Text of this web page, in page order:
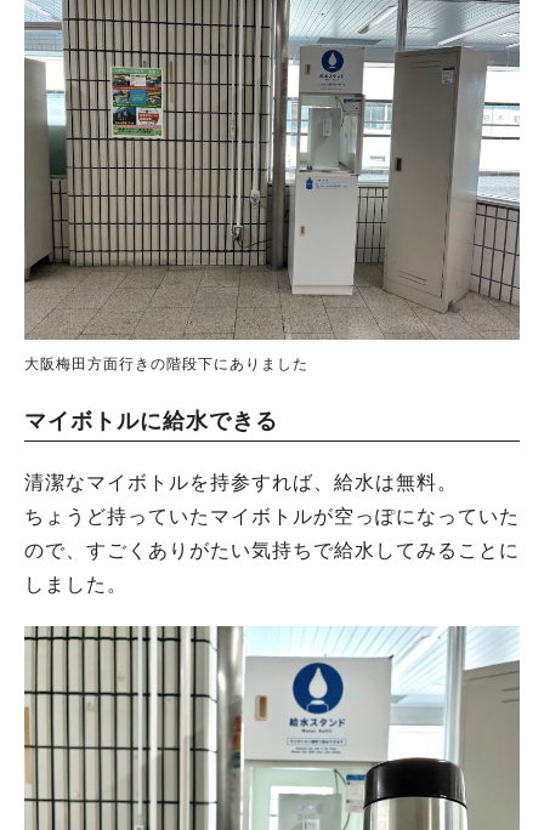
大阪梅田方面行きの階段下にありました
マイボトルに給水できる
清潔なマイボトルを持参すれば、給水は無料。
ちょうど持っていたマイボトルが空っぽになっていた
ので、すごくありがたい気持ちで給水してみることに
しました。